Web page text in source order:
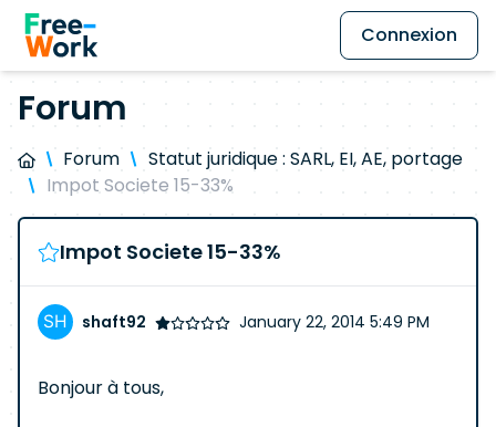
Connexion
Forum
Forum
Statut juridique : SARL, EI, AE, portage
Impot Societe 15-33%
Impot Societe 15-33%
shaft92 January 22, 2014 5:49 PM
Bonjour à tous,